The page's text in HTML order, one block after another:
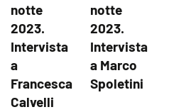
notte
2023.
Intervista
a
Francesca
Calvelli
notte
2023.
Intervista
a Marco
Spoletini